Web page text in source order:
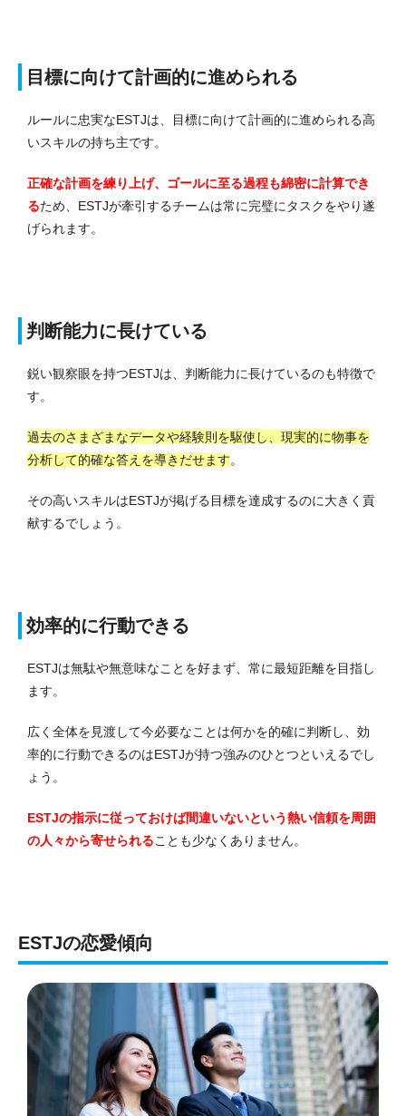
目標に向けて計画的に進められる
ルールに忠実なESTJは、目標に向けて計画的に進められる高
いスキルの持ち主です。
正確な計画を練り上げ、ゴールに至る過程も綿密に計算でき
るため、ESTJが牽引するチームは常に完璧にタスクをやり遂
げられます。
判断能力に長けている
鋭い観察眼を持つESTJは、判断能力に長けているのも特徴で
す。
過去のさまざまなデータや経験則を駆使し、現実的に物事を
分析して的確な答えを導きだせます。
その高いスキルはESTJが掲げる目標を達成するのに大きく貢
献するでしょう。
効率的に行動できる
ESTJは無駄や無意味なことを好まず、常に最短距離を目指し
ます。
広く全体を見渡して今必要なことは何かを的確に判断し、効
率的に行動できるのはESTJが持つ強みのひとつといえるでし
ょう。
ESTJの指示に従っておけば間違いないという熱い信頼を周囲
の人々から寄せられることも少なくありません。
ESTJの恋愛傾向